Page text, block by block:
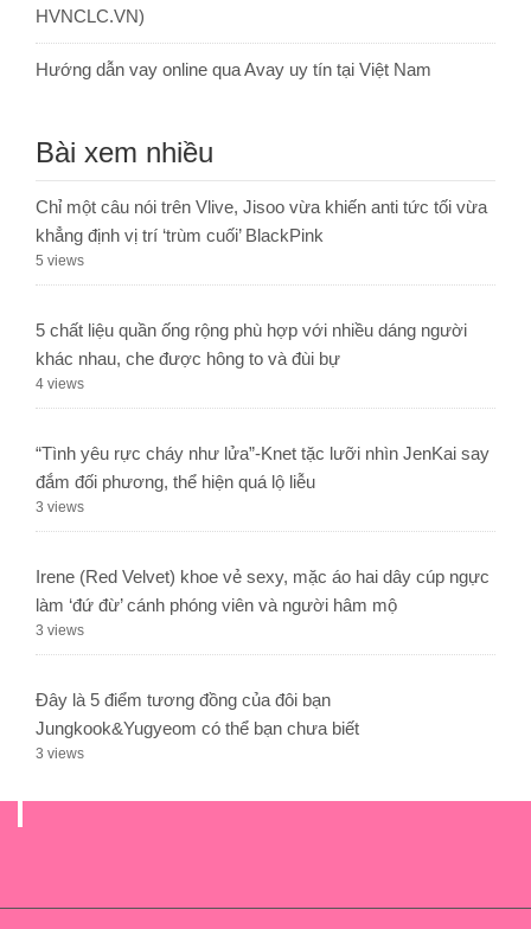
HVNCLC.VN)
Hướng dẫn vay online qua Avay uy tín tại Việt Nam
Bài xem nhiều
Chỉ một câu nói trên Vlive, Jisoo vừa khiến anti tức tối vừa
khẳng định vị trí ‘trùm cuối’ BlackPink
5 views
5 chất liệu quần ống rộng phù hợp với nhiều dáng người
khác nhau, che được hông to và đùi bự
4 views
“Tình yêu rực cháy như lửa”-Knet tặc lưỡi nhìn JenKai say
đắm đối phương, thể hiện quá lộ liễu
3 views
Irene (Red Velvet) khoe vẻ sexy, mặc áo hai dây cúp ngực
làm ‘đứ đừ’ cánh phóng viên và người hâm mộ
3 views
Đây là 5 điểm tương đồng của đôi bạn
Jungkook&Yugyeom có thể bạn chưa biết
3 views